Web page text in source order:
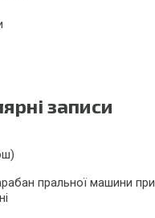
записи
пральної машини при